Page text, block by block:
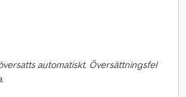
automatiskt. Översättningsfel